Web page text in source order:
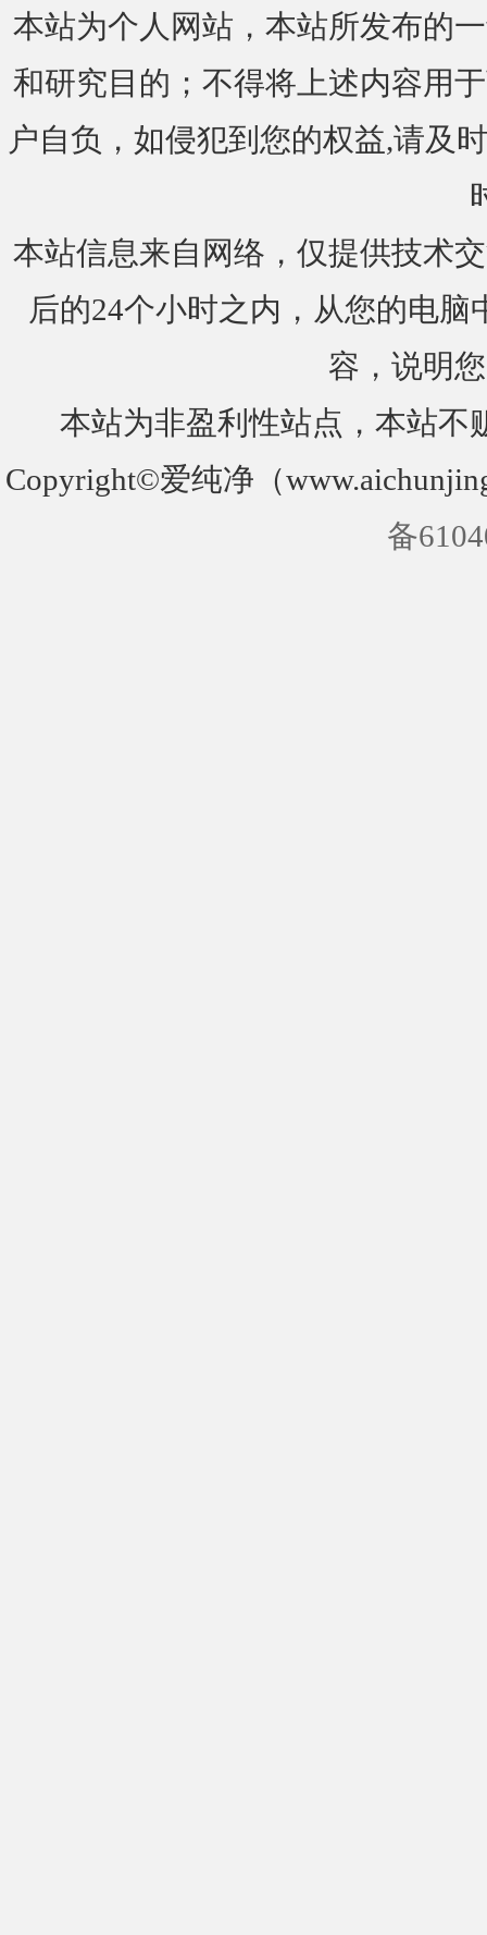
本站为个人网站，本站所发布的
和研究目的；不得将上述内容用
户自负，如侵犯到您的权益,请及
本站信息来自网络，仅提供技术
后的24个小时之内，从您的电
容，说明
本站为非盈利性站点，本站不
Copyright©爱纯净（
备